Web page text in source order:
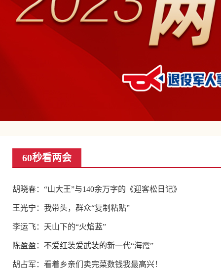
60秒看两会
胡晓春：“山大王”与140余万字的《迎客松日记》
王光宁：我带头，群众“复制粘贴”
李运飞：天山下的“火焰蓝”
陈盈盈：不爱红装爱武装的新一代“海霞”
胡占军：看着乡亲们卖完菜数钱我最高兴！